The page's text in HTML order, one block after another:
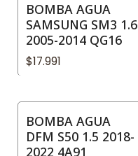
BOMBA AGUA
SAMSUNG SM3 1.6
2005-2014 QG16
$17.991
BOMBA AGUA
DFM S50 1.5 2018-
2022 4A91